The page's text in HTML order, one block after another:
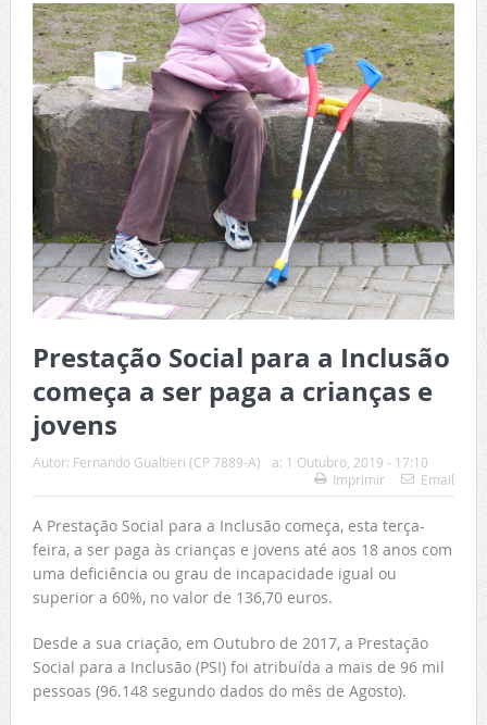
Prestação Social para a Inclusão
começa a ser paga a crianças e
jovens
Autor: Fernando Gualtieri (CP 7889-A) a: 1 Outubro, 2019 - 17:10
Imprimir
Email
A Prestação Social para a Inclusão começa, esta terça-
feira, a ser paga às crianças e jovens até aos 18 anos com
uma deficiência ou grau de incapacidade igual ou
superior a 60%, no valor de 136,70 euros.
Desde a sua criação, em Outubro de 2017, a Prestação
Social para a Inclusão (PSI) foi atribuída a mais de 96 mil
pessoas (96.148 segundo dados do mês de Agosto).